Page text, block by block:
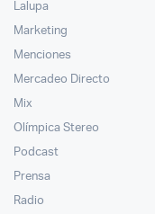
Lalupa
Marketing
Menciones
Mercadeo Directo
Mix
Olímpica Stereo
Podcast
Prensa
Radio